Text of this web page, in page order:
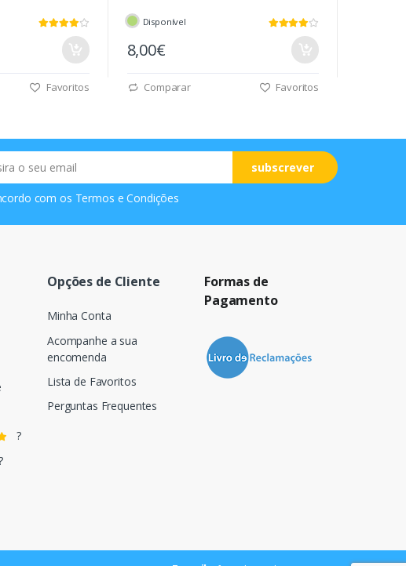
Favoritos
Disponível
8,00€
Comparar Favoritos
subscrever
com os Termos e Condições
?
Opções de Cliente
Minha Conta
Acompanhe a sua
encomenda
Lista de Favoritos
Perguntas Frequentes
Formas de
Pagamento